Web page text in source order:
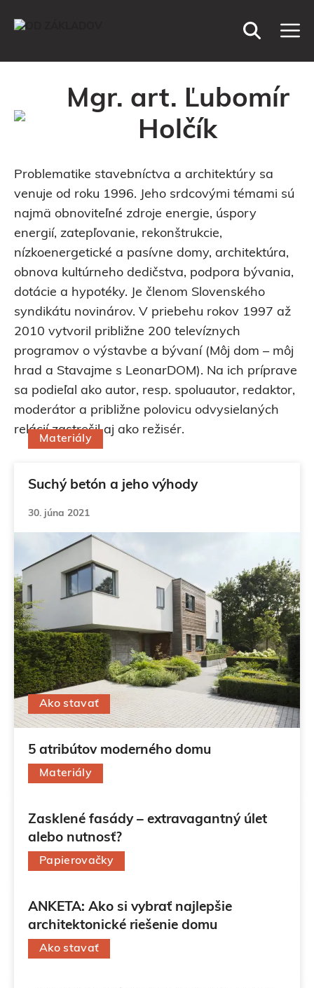
na
Mgr. art. Ľubomír
Holčík
Problematike stavebníctva a architektúry sa
venuje od roku 1996. Jeho srdcovými témami sú
najmä obnoviteľné zdroje energie, úspory
energií, zatepľovanie, rekonštrukcie,
nízkoenergetické a pasívne domy, architektúra,
obnova kultúrneho dedičstva, podpora bývania,
dotácie a hypotéky. Je členom Slovenského
syndikátu novinárov. V priebehu rokov 1997 až
2010 vytvoril približne 200 televíznych
programov o výstavbe a bývaní (Môj dom – môj
hrad a Stavajme s LeonarDOM). Na ich príprave
sa podieľal ako autor, resp. spoluautor, redaktor,
moderátor a približne polovicu odvysielaných
relácií zastrešil aj ako režisér.
Materiály
Suchý betón a jeho výhody
30. júna 2021
Ako stavať
5 atribútov moderného domu
23. júna 2021
Materiály
Zasklené fasády – extravagantný úlet
alebo nutnosť?
4. júna 2021
Papierovačky
ANKETA: Ako si vybrať najlepšie
architektonické riešenie domu
11. mája 2021
Ako stavať